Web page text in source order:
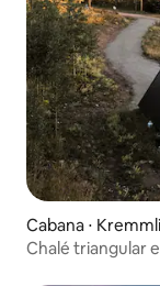
Cabana ⋅
Chalé triangular